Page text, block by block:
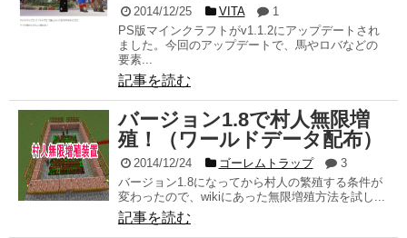
2014/12/25 VITA
1
PS版マインクラフトがv1.1.2にアップデートされ
ました。今回のアップデートで、馬やロバなどの
要素...
記事を読む
バージョン1.8で村人無限増
殖！（ワールドデータ配布）
2014/12/24 ゴーレムトラップ
3
バージョン1.8になってから村人の繁殖する条件が
変わったので、wikiにあった無限増殖方法を試し...
記事を読む